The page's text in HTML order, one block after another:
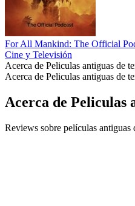
For All Mankind: The Official
Cine y Televisión
Acerca de Peliculas antiguas de
Acerca de Peliculas antiguas de
Acerca de Peliculas
Reviews sobre películas antiguas